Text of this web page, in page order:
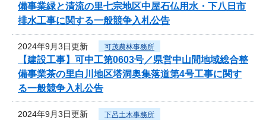
備事業緑と清流の里七宗地区中屋石仏用水・下八日市
排水工事に関する一般競争入札公告
2024年9月3日更新 可茂農林事務所
【建設工事】可中工第0603号／県営中山間地域総合整
備事業茶の里白川地区塔洞奥集落道第4号工事に関す
る一般競争入札公告
2024年9月3日更新 下呂土木事務所